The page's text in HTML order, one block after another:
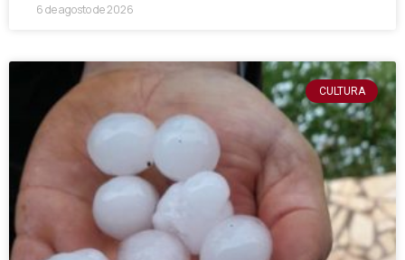
6 de agosto de 2026
CULTURA